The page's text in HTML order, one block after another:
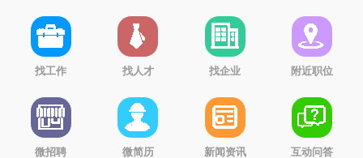
找工作 找人才 找企业 附近职位
微招聘 微简历 新闻资讯 互动问答